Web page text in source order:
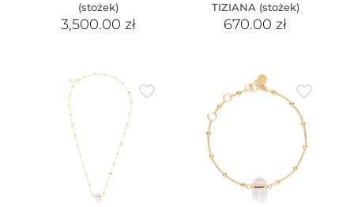
(stożek)
3,500.00zł
TIZIANA (stożek)
670.00zł